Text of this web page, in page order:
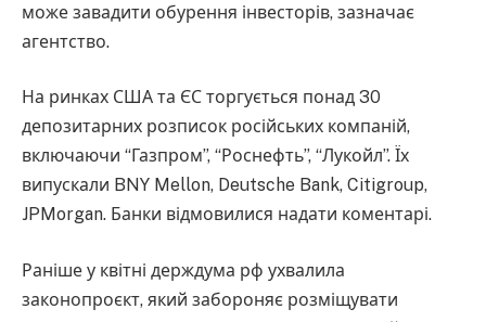
може завадити обурення інвесторів, зазначає
агентство.
На ринках США та ЄС торгується понад 30
депозитарних розписок російських компаній,
включаючи “Газпром”, “Роснефть”, “Лукойл”. Їх
випускали BNY Mellon, Deutsche Bank, Citigroup,
JPMorgan. Банки відмовилися надати коментарі.
Раніше у квітні держдума рф ухвалила
законопроєкт, який забороняє розміщувати